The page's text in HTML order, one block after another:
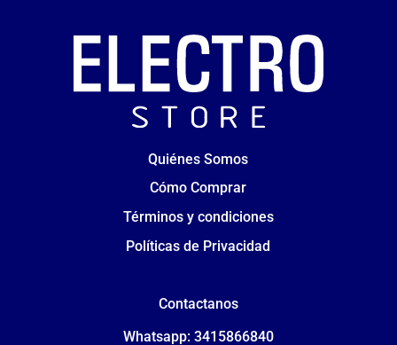
Quiénes Somos
Cómo Comprar
Términos y condiciones
Políticas de Privacidad
Contactanos
Whatsapp: 3415866840